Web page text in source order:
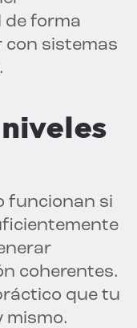
de forma
con sistemas
funcionan si
coherentes.
que tu
mismo.